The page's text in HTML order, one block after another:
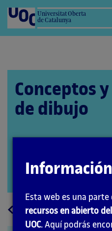
Universitat Oberta
de Catalunya
Conceptos
de dibujo
docente han sido
Volvera
la
Información
Esta web es una parte
recursos en abierto
UOC. Aquí podrás